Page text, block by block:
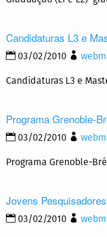
Candidaturas L3 e
03/02/2010
Candidaturas L3 e
Programa Grenoble-
03/02/2010
Programa Grenoble-
Jovens
03/02/2010